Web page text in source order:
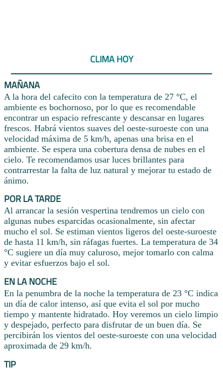
CLIMA HOY
MAÑANA
A la hora del cafecito con la temperatura de 27 °C, el
ambiente es bochornoso, por lo que es recomendable
encontrar un espacio refrescante y descansar en lugares
frescos. Habrá vientos suaves del oeste-suroeste con una
velocidad máxima de 5 km/h, apenas una brisa en el
ambiente. Se espera una cobertura densa de nubes en el
cielo. Te recomendamos usar luces brillantes para
contrarrestar la falta de luz natural y mejorar tu estado de
ánimo.
POR LA TARDE
Al arrancar la sesión vespertina tendremos un cielo con
algunas nubes esparcidas ocasionalmente, sin afectar
mucho el sol. Se estiman vientos ligeros del oeste-suroeste
de hasta 11 km/h, sin ráfagas fuertes. La temperatura de 34
°C sugiere un día muy caluroso, mejor tomarlo con calma
y evitar esfuerzos bajo el sol.
EN LA NOCHE
En la penumbra de la noche la temperatura de 23 °C indica
un día de calor intenso, así que evita el sol por mucho
tiempo y mantente hidratado. Hoy veremos un cielo limpio
y despejado, perfecto para disfrutar de un buen día. Se
percibirán los vientos del oeste-suroeste con una velocidad
aproximada de 29 km/h.
TIP